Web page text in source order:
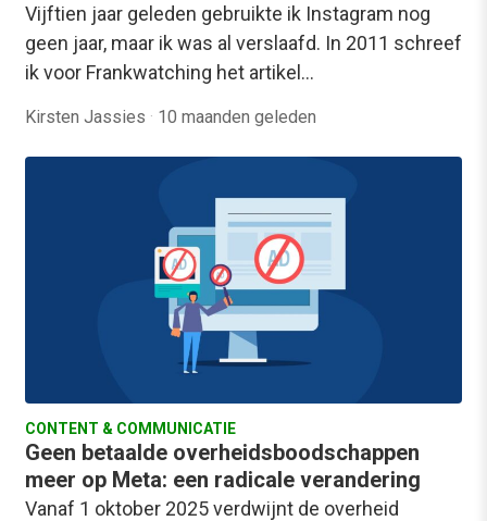
Vijftien jaar geleden gebruikte ik Instagram nog
geen jaar, maar ik was al verslaafd. In 2011 schreef
ik voor Frankwatching het artikel…
Kirsten Jassies · 10 maanden geleden
CONTENT & COMMUNICATIE
Geen betaalde overheidsboodschappen
meer op Meta: een radicale verandering
Vanaf 1 oktober 2025 verdwijnt de overheid